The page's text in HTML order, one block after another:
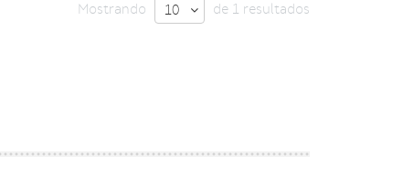
Mostrando 10  de 1 resultados